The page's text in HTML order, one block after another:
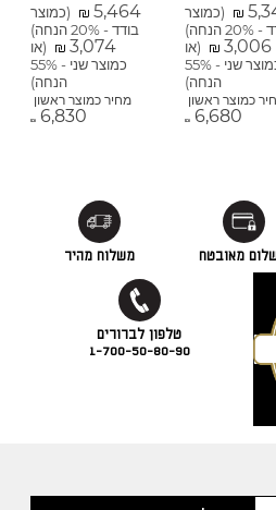
₪
(כמוצר
הנחה)
₪ 3,006
(או
כמוצר שני - 55%
הנחה)
כמוצר ראשון
₪ 6,680
₪ 5,464
(כמוצר
בודד - 20% הנחה)
₪ 3,074
(או
כמוצר שני - 55%
הנחה)
מחיר כמוצר ראשון
₪ 6,830
מאובטח משלוח מהיר
1-700-50-80-90